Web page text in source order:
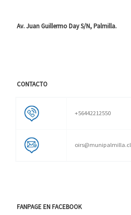
Av. Juan Guillermo Day S/N, Palmilla.
CONTACTO
+56442212550
oirs@munipalmilla.cl
FANPAGE EN FACEBOOK